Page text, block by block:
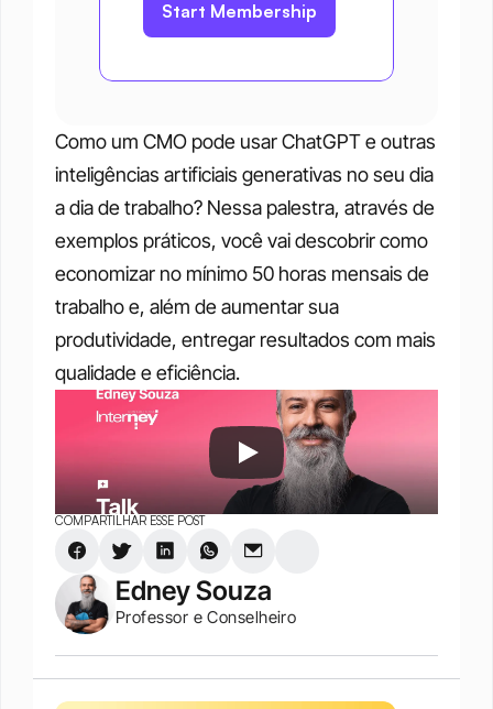
Start Membership
Como um CMO pode usar ChatGPT e outras
inteligências artificiais generativas no seu dia
a dia de trabalho? Nessa palestra, através de
exemplos práticos, você vai descobrir como
economizar no mínimo 50 horas mensais de
trabalho e, além de aumentar sua
produtividade, entregar resultados com mais
qualidade e eficiência.
COMPARTILHAR ESSE POST
Edney Souza
Professor e Conselheiro